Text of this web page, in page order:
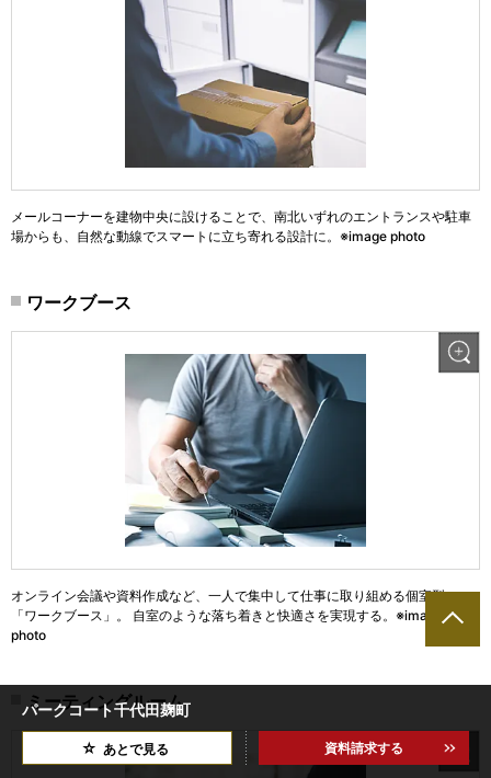
メールコーナーを建物中央に設けることで、南北いずれのエントランスや駐車
場からも、自然な動線でスマートに立ち寄れる設計に。※image photo
ワークブース
オンライン会議や資料作成など、一人で集中して仕事に取り組める個室型の
「ワークブース」。 自室のような落ち着きと快適さを実現する。※image
photo
ミーティングルーム
パークコート千代田麹町
あとで見る 資料請求する